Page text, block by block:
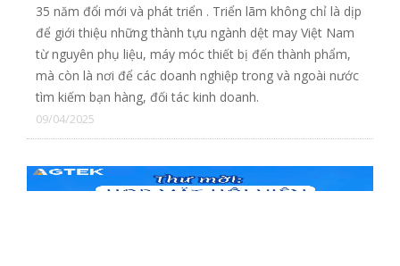
CTY TNHH MAY MẶC HÙNG TẤN PHÁT
CTY TNHH TM DV MAY CN THIỆN CHÍ
CTY TNHH MAY CHÍ ĐẠT
35 năm đổi mới và phát triển . Triển lãm không chỉ là dịp
để giới thiệu những thành tựu ngành dệt may Việt Nam
từ nguyên phụ liệu, máy móc thiết bị đến thành phẩm,
mà còn là nơi để các doanh nghiệp trong và ngoài nước
tìm kiếm bạn hàng, đối tác kinh doanh.
09/04/2025